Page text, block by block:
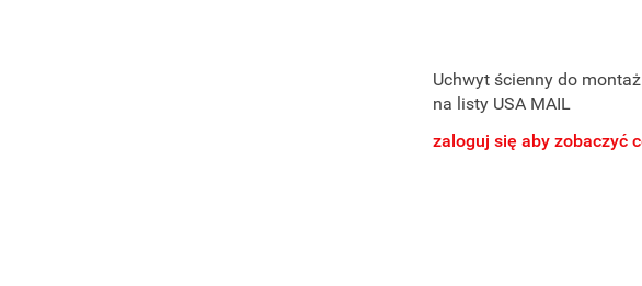
Uchwyt ścienny do
na listy USA MAIL
zaloguj się aby zobaczyć